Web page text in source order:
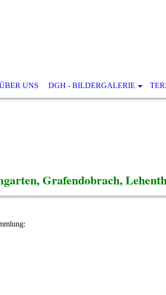
UNS DGH - BILDERGALERIE
Grafendobrach,